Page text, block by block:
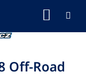
Off-Road